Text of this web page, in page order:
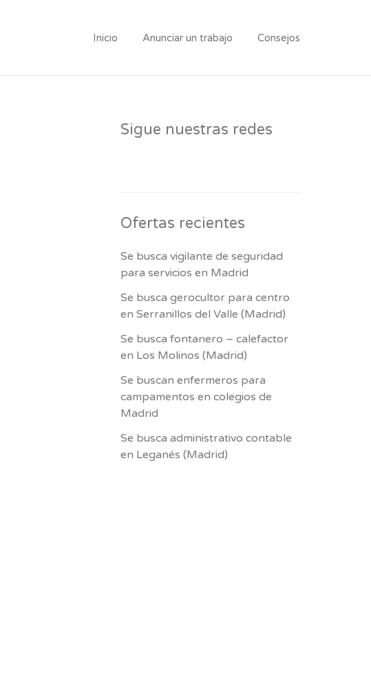
Inicio Anunciar un trabajo Consejos
Sigue nuestras redes
Ofertas recientes
Se busca vigilante de seguridad
para servicios en Madrid
Se busca gerocultor para centro
en Serranillos del Valle (Madrid)
Se busca fontanero – calefactor
en Los Molinos (Madrid)
Se buscan enfermeros para
campamentos en colegios de
Madrid
Se busca administrativo contable
en Leganés (Madrid)